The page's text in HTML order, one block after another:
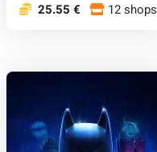
25.55 € 12 shops